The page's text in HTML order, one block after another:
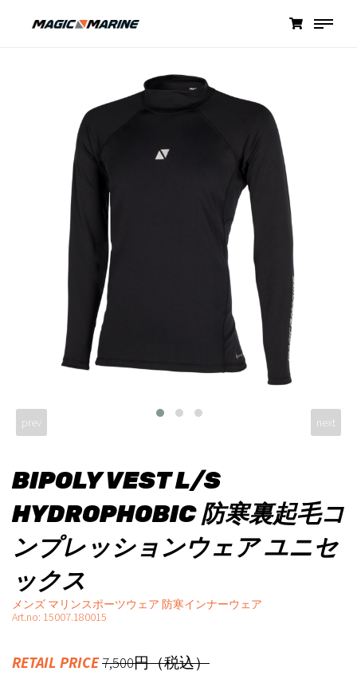
prev next
BIPOLY VEST L/S
HYDROPHOBIC 防寒裏起毛コ
ンプレッションウェア ユニセ
ックス
メンズ マリンスポーツウェア 防寒インナーウェア
Art.no: 15007.180015
RETAIL PRICE7,500円（税込）